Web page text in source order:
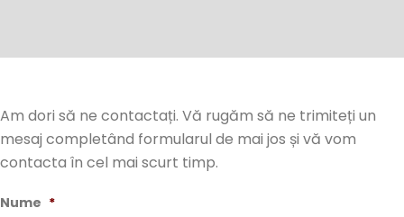
Am dori să ne contactați. Vă rugăm să ne trimiteți un
mesaj completând formularul de mai jos și vă vom
contacta în cel mai scurt timp.
Nume *